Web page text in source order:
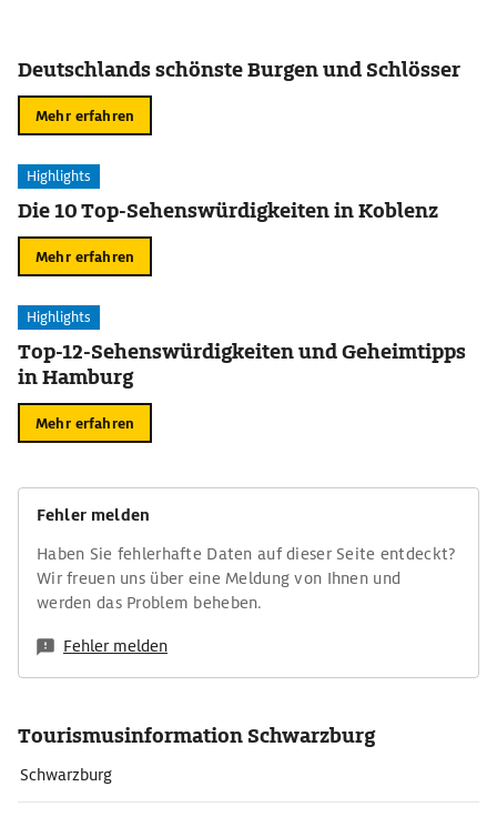
Deutschlands schönste Burgen und Schlösser
Mehr erfahren
Highlights
Die 10 Top-Sehenswürdigkeiten in Koblenz
Mehr erfahren
Highlights
Top-12-Sehenswürdigkeiten und Geheimtipps
in Hamburg
Mehr erfahren
Fehler melden
Haben Sie fehlerhafte Daten auf dieser Seite entdeckt?
Wir freuen uns über eine Meldung von Ihnen und
werden das Problem beheben.
Fehler melden
Tourismusinformation Schwarzburg
Schwarzburg